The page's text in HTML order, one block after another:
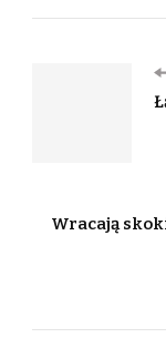
Wracają